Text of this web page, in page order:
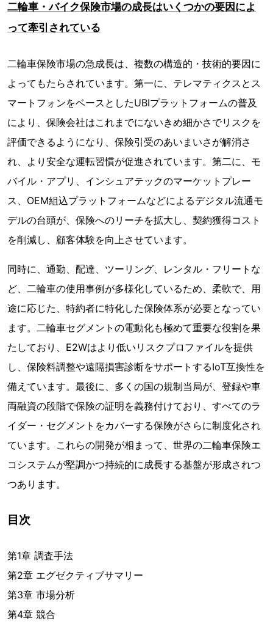
二輪車・バイク保険市場の成長はいくつかの要因によ
って牽引されている
二輪車保険市場の急成長は、複数の構造的・技術的要因に
よってもたらされています。第一に、テレマティクスとス
マートフォンをベースとしたUBIプラットフォームの普及
により、保険会社はこれまでにないきめ細かさでリスクを
評価できるようになり、保険引受のあいまいさが解消さ
れ、より安全な運転習慣が促進されています。第二に、モ
バイル・アプリ、インシュアテックのマーケットプレー
ス、OEM組込プラットフォームなどによるデジタル流通モ
デルの台頭が、保険へのリーチを拡大し、契約獲得コスト
を削減し、顧客体験を向上させています。
同時に、通勤、配達、ツーリング、レンタル・フリートな
ど、二輪車の使用事例が多様化しているため、柔軟で、用
途に応じた、特約者に特化した保険体系が必要となってい
ます。二輪車セグメントの電動化も極めて重要な役割を果
たしており、E2Wはより低いリスクプロファイルを提供
し、保険料調整や遠隔損害診断をサポートするIoT互換性を
備えています。最後に、多くの国の規制当局が、登録や車
両融資の段階で保険の証明を義務付けており、すべてのラ
イダー・セグメントをカバーする保険がさらに制度化され
ています。これらの開発が相まって、世界の二輪車保険エ
コシステムが堅調かつ持続的に成長する基盤が形成されつ
つあります。
目次
第1章 調査手法
第2章 エグゼクティブサマリー
第3章 市場分析
第4章 競合